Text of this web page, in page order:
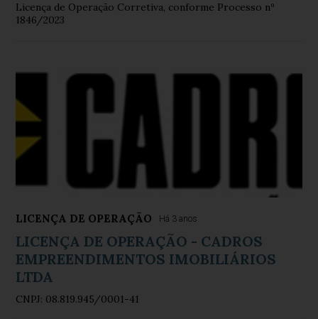
Licença de Operação Corretiva, conforme Processo nº
1846/2023
LICENÇA DE OPERAÇÃO Há 3 anos
LICENÇA DE OPERAÇÃO - CADROS
EMPREENDIMENTOS IMOBILIÁRIOS
LTDA
CNPJ: 08.819.945/0001-41